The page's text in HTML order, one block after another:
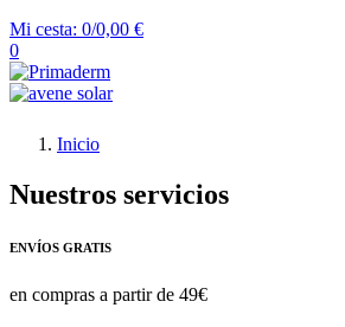
Mi cesta: 0/0,00 €
0
Inicio
Nuestros servicios
ENVÍOS GRATIS
en compras a partir de 49€